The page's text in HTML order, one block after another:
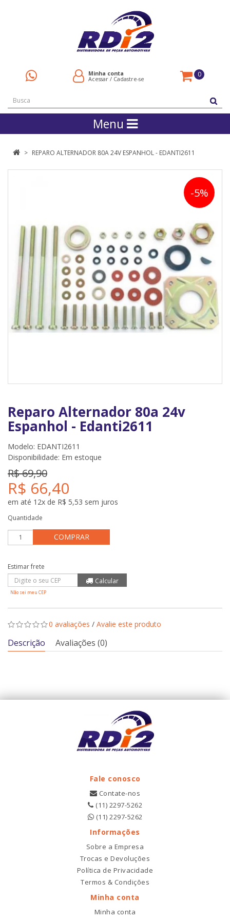
Minha conta
Acessar / Cadastre-se
0
Menu
REPARO ALTERNADOR 80A 24V ESPANHOL - EDANTI2611
-5%
Reparo Alternador 80a 24v
Espanhol - Edanti2611
Modelo: EDANTI2611
Disponibilidade: Em estoque
R$ 69,90
R$ 66,40
em até 12x de R$ 5,53 sem juros
Quantidade
COMPRAR
Não sei meu CEP
0 avaliações / Avalie este produto
Descrição Avaliações (0)
Fale conosco
Contate-nos
(11) 2297-5262
(11) 2297-5262
Informações
Sobre a Empresa
Trocas e Devoluções
Política de Privacidade
Termos & Condições
Minha conta
Minha conta